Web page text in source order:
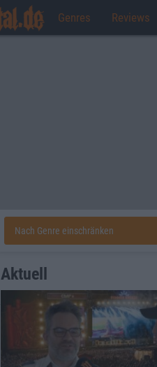
Genres Reviews
Aktuell